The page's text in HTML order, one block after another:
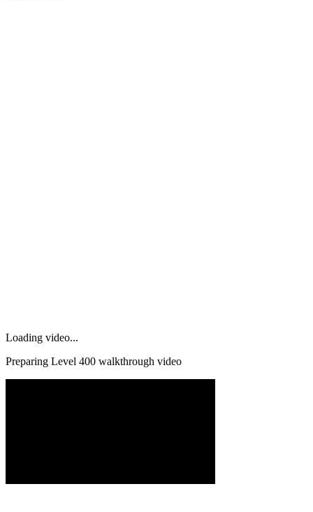
Loading video...
Preparing Level 400 walkthrough video